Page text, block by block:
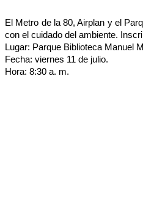
El Metro de la 80,Airplan y el
con el cuidado del ambiente.
Lugar: Parque Biblioteca Manuel
Fecha: viernes 11 de julio.
Hora: 8:30 a. m.